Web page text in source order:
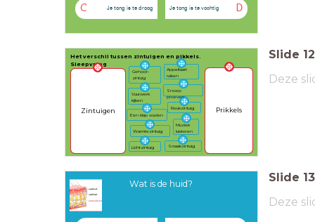
C Je tong is te droog D
Je tong is te vochtig
Het verschil tussen zintuigen en pikkels.
Sleepvraag
Zintuigen Prikkels
Lichtzintuig
Gehoor-
zintuig
Reukzintuig
Smaakzintuig
Warmtezintuig
Muziek
luisteren
Appeltaart
ruiken
Vuurwerk
kijken
Een klap voelen
Snoep
proeven
Slide 12
Deze
Wat is de huid? Slide 13
Deze